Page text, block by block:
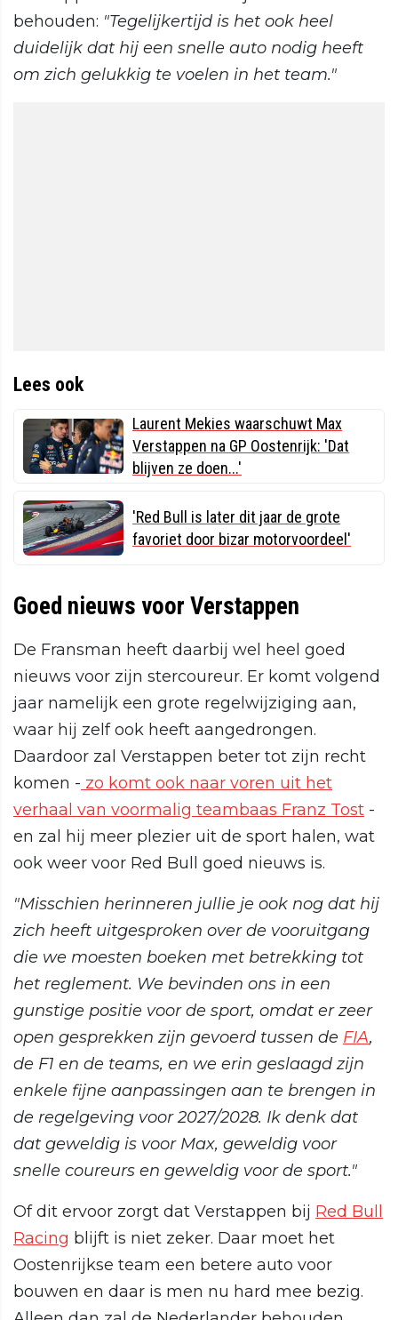
behouden: "Tegelijkertijd is het ook heel
duidelijk dat hij een snelle auto nodig heeft
om zich gelukkig te voelen in het team."
Lees ook
Laurent Mekies waarschuwt Max
Verstappen na GP Oostenrijk: 'Dat
blijven ze doen...'
'Red Bull is later dit jaar de grote
favoriet door bizar motorvoordeel'
Goed nieuws voor Verstappen
De Fransman heeft daarbij wel heel goed
nieuws voor zijn stercoureur. Er komt volgend
jaar namelijk een grote regelwijziging aan,
waar hij zelf ook heeft aangedrongen.
Daardoor zal Verstappen beter tot zijn recht
komen - zo komt ook naar voren uit het
verhaal van voormalig teambaas Franz Tost -
en zal hij meer plezier uit de sport halen, wat
ook weer voor Red Bull goed nieuws is.
"Misschien herinneren jullie je ook nog dat hij
zich heeft uitgesproken over de vooruitgang
die we moesten boeken met betrekking tot
het reglement. We bevinden ons in een
gunstige positie voor de sport, omdat er zeer
open gesprekken zijn gevoerd tussen de FIA,
de F1 en de teams, en we erin geslaagd zijn
enkele fijne aanpassingen aan te brengen in
de regelgeving voor 2027/2028. Ik denk dat
dat geweldig is voor Max, geweldig voor
snelle coureurs en geweldig voor de sport."
Of dit ervoor zorgt dat Verstappen bij Red Bull
Racing blijft is niet zeker. Daar moet het
Oostenrijkse team een betere auto voor
bouwen en daar is men nu hard mee bezig.